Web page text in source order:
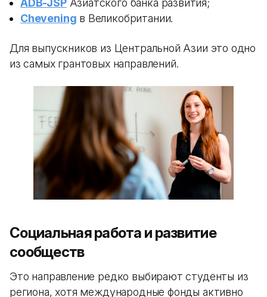
ADB-JSPАзиатского банка развития;
Chevening в Великобритании.
Для выпускников из Центральной Азии это одно
из самых грантовых направлений.
Социальная работа и развитие
сообществ
Это направление редко выбирают студенты из
региона, хотя международные фонды активно